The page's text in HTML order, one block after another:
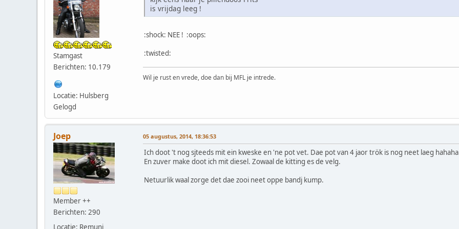
Stamgast
Berichten: 10.179
Locatie: Hulsberg
Gelogd
is vrijdag leeg !
:shock: NEE ! :oops:
:twisted:
Wil je rust en vrede, doe dan bij MFL je intrede.
Joep
Member ++
Berichten: 290
Locatie: Remunj
05 augustus, 2014, 18:36:53
Ich doot 't nog sjteeds mit ein kweske en 'ne pot vet. Dae pot van 4 jaor trök is nog neet laeg hahaha
En zuver make doot ich mit diesel. Zowaal de kitting es de velg.
Netuurlik waal zorge det dae zooi neet oppe bandj kump.